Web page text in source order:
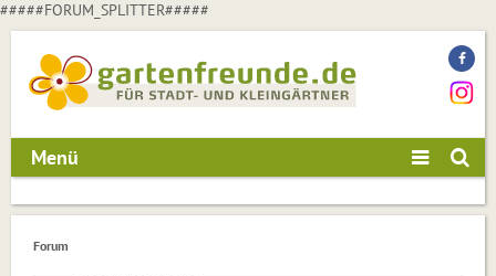
#####FORUM_SPLITTER#####
Menü
Forum